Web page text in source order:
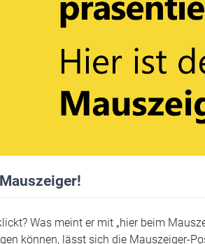
Was meint er mit „hier beim
können, lässt sich die Mauszeiger-